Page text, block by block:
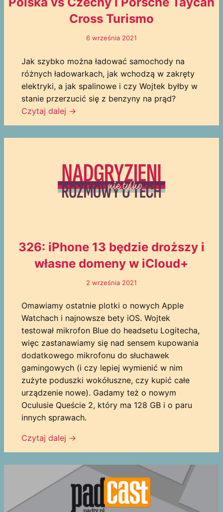
Cross Turismo
6 września 2021
Jak szybko można ładować samochody na
różnych ładowarkach, jak wchodzą w zakręty
elektryki, a jak spalinowe i czy Wojtek byłby w
stanie przerzucić się z benzyny na prąd?
Czytaj dalej →
326: iPhone 13 będzie droższy i
własne domeny w iCloud+
2 września 2021
Omawiamy ostatnie plotki o nowych Apple
Watchach i najnowsze bety iOS. Wojtek
testował mikrofon Blue do headsetu Logitecha,
więc zastanawiamy się nad sensem kupowania
dodatkowego mikrofonu do słuchawek
gamingowych (i czy lepiej wymienić w nim
zużyte poduszki wokółuszne, czy kupić całe
urządzenie nowe). Gadamy też o nowym
Oculusie Queście 2, który ma 128 GB i o paru
innych sprawach.
Czytaj dalej →